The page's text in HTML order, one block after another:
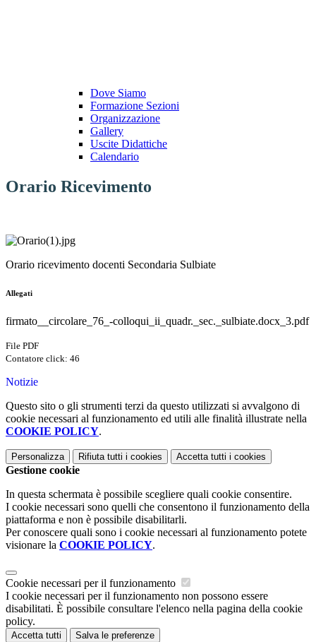
Dove Siamo
Formazione Sezioni
Organizzazione
Gallery
Uscite Didattiche
Calendario
Orario Ricevimento
Orario ricevimento docenti Secondaria Sulbiate
Allegati
firmato__circolare_76_-colloqui_ii_quadr._sec._sulbiate.docx_3.pdf
File PDF
Contatore click: 46
Notizie
Questo sito o gli strumenti terzi da questo utilizzati si avvalgono di
cookie necessari al funzionamento ed utili alle finalità illustrate nella
COOKIE POLICY.
Personalizza Rifiuta tutti i cookies Accetta tutti i cookies
Gestione cookie
In questa schermata è possibile scegliere quali cookie consentire.
I cookie necessari sono quelli che consentono il funzionamento della
piattaforma e non è possibile disabilitarli.
Per conoscere quali sono i cookie necessari al funzionamento potete
visionare la COOKIE POLICY.
Cookie necessari per il funzionamento
I cookie necessari per il funzionamento non possono essere
disabilitati. È possibile consultare l'elenco nella pagina della cookie
policy.
Accetta tutti Salva le preferenze